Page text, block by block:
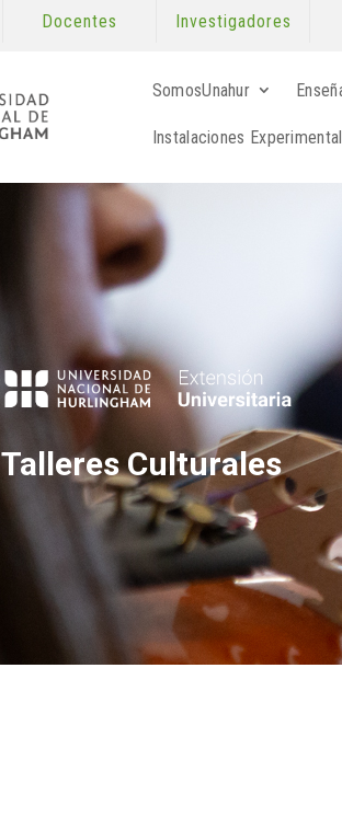
Docentes Investigadores
SomosUnahur
Instalaciones
Talleres Culturales